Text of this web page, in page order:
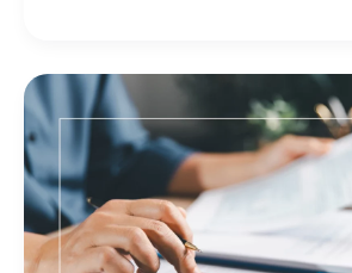
Famille
Comment
Calculer
le
Quotient
Familial
en